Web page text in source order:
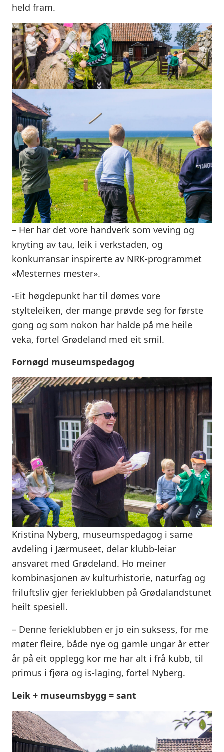
held fram.
– Her har det vore handverk som veving og
knyting av tau, leik i verkstaden, og
konkurransar inspirerte av NRK-programmet
«Mesternes mester».
-Eit høgdepunkt har til dømes vore
stylteleiken, der mange prøvde seg for første
gong og som nokon har halde på me heile
veka, fortel Grødeland med eit smil.
Fornøgd museumspedagog
Kristina Nyberg, museumspedagog i same
avdeling i Jærmuseet, delar klubb-leiar
ansvaret med Grødeland. Ho meiner
kombinasjonen av kulturhistorie, naturfag og
friluftsliv gjer ferieklubben på Grødalandstunet
heilt spesiell.
– Denne ferieklubben er jo ein suksess, for me
møter fleire, både nye og gamle ungar år etter
år på eit opplegg kor me har alt i frå kubb, til
primus i fjøra og is-laging, fortel Nyberg.
Leik + museumsbygg = sant